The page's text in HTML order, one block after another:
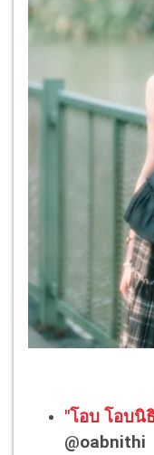
"โอบ โอบนิ
@oabnithi